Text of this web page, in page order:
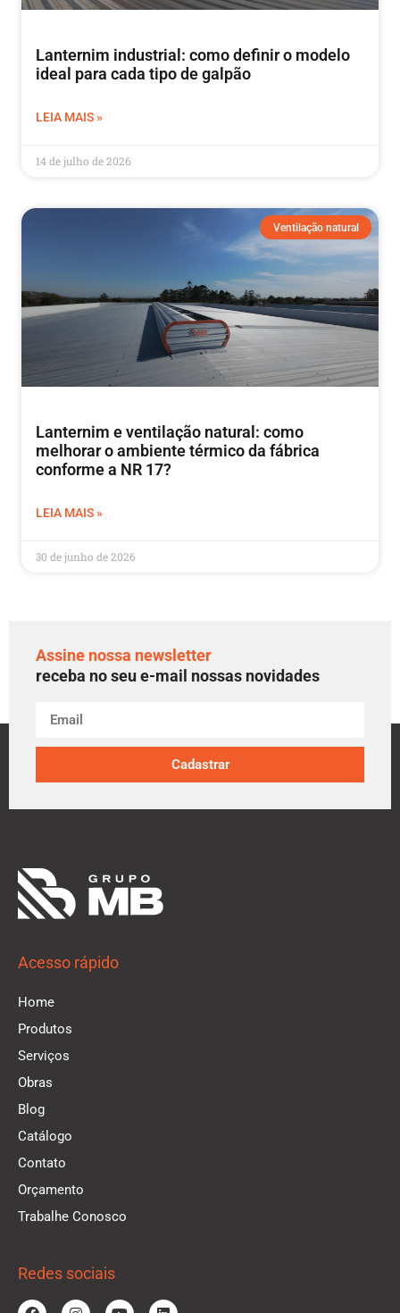
Lanternim industrial: como definir o modelo
ideal para cada tipo de galpão
LEIA MAIS »
14 de julho de 2026
Ventilação natural
Lanternim e ventilação natural: como
melhorar o ambiente térmico da fábrica
conforme a NR 17?
LEIA MAIS »
30 de junho de 2026
Assine nossa newsletter
receba no seu e-mail nossas novidades
Cadastrar
Acesso rápido
Home
Produtos
Serviços
Obras
Blog
Catálogo
Contato
Orçamento
Trabalhe Conosco
Redes sociais